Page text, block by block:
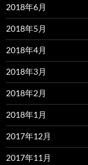
2018年6月
2018年5月
2018年4月
2018年3月
2018年2月
2018年1月
2017年12月
2017年11月